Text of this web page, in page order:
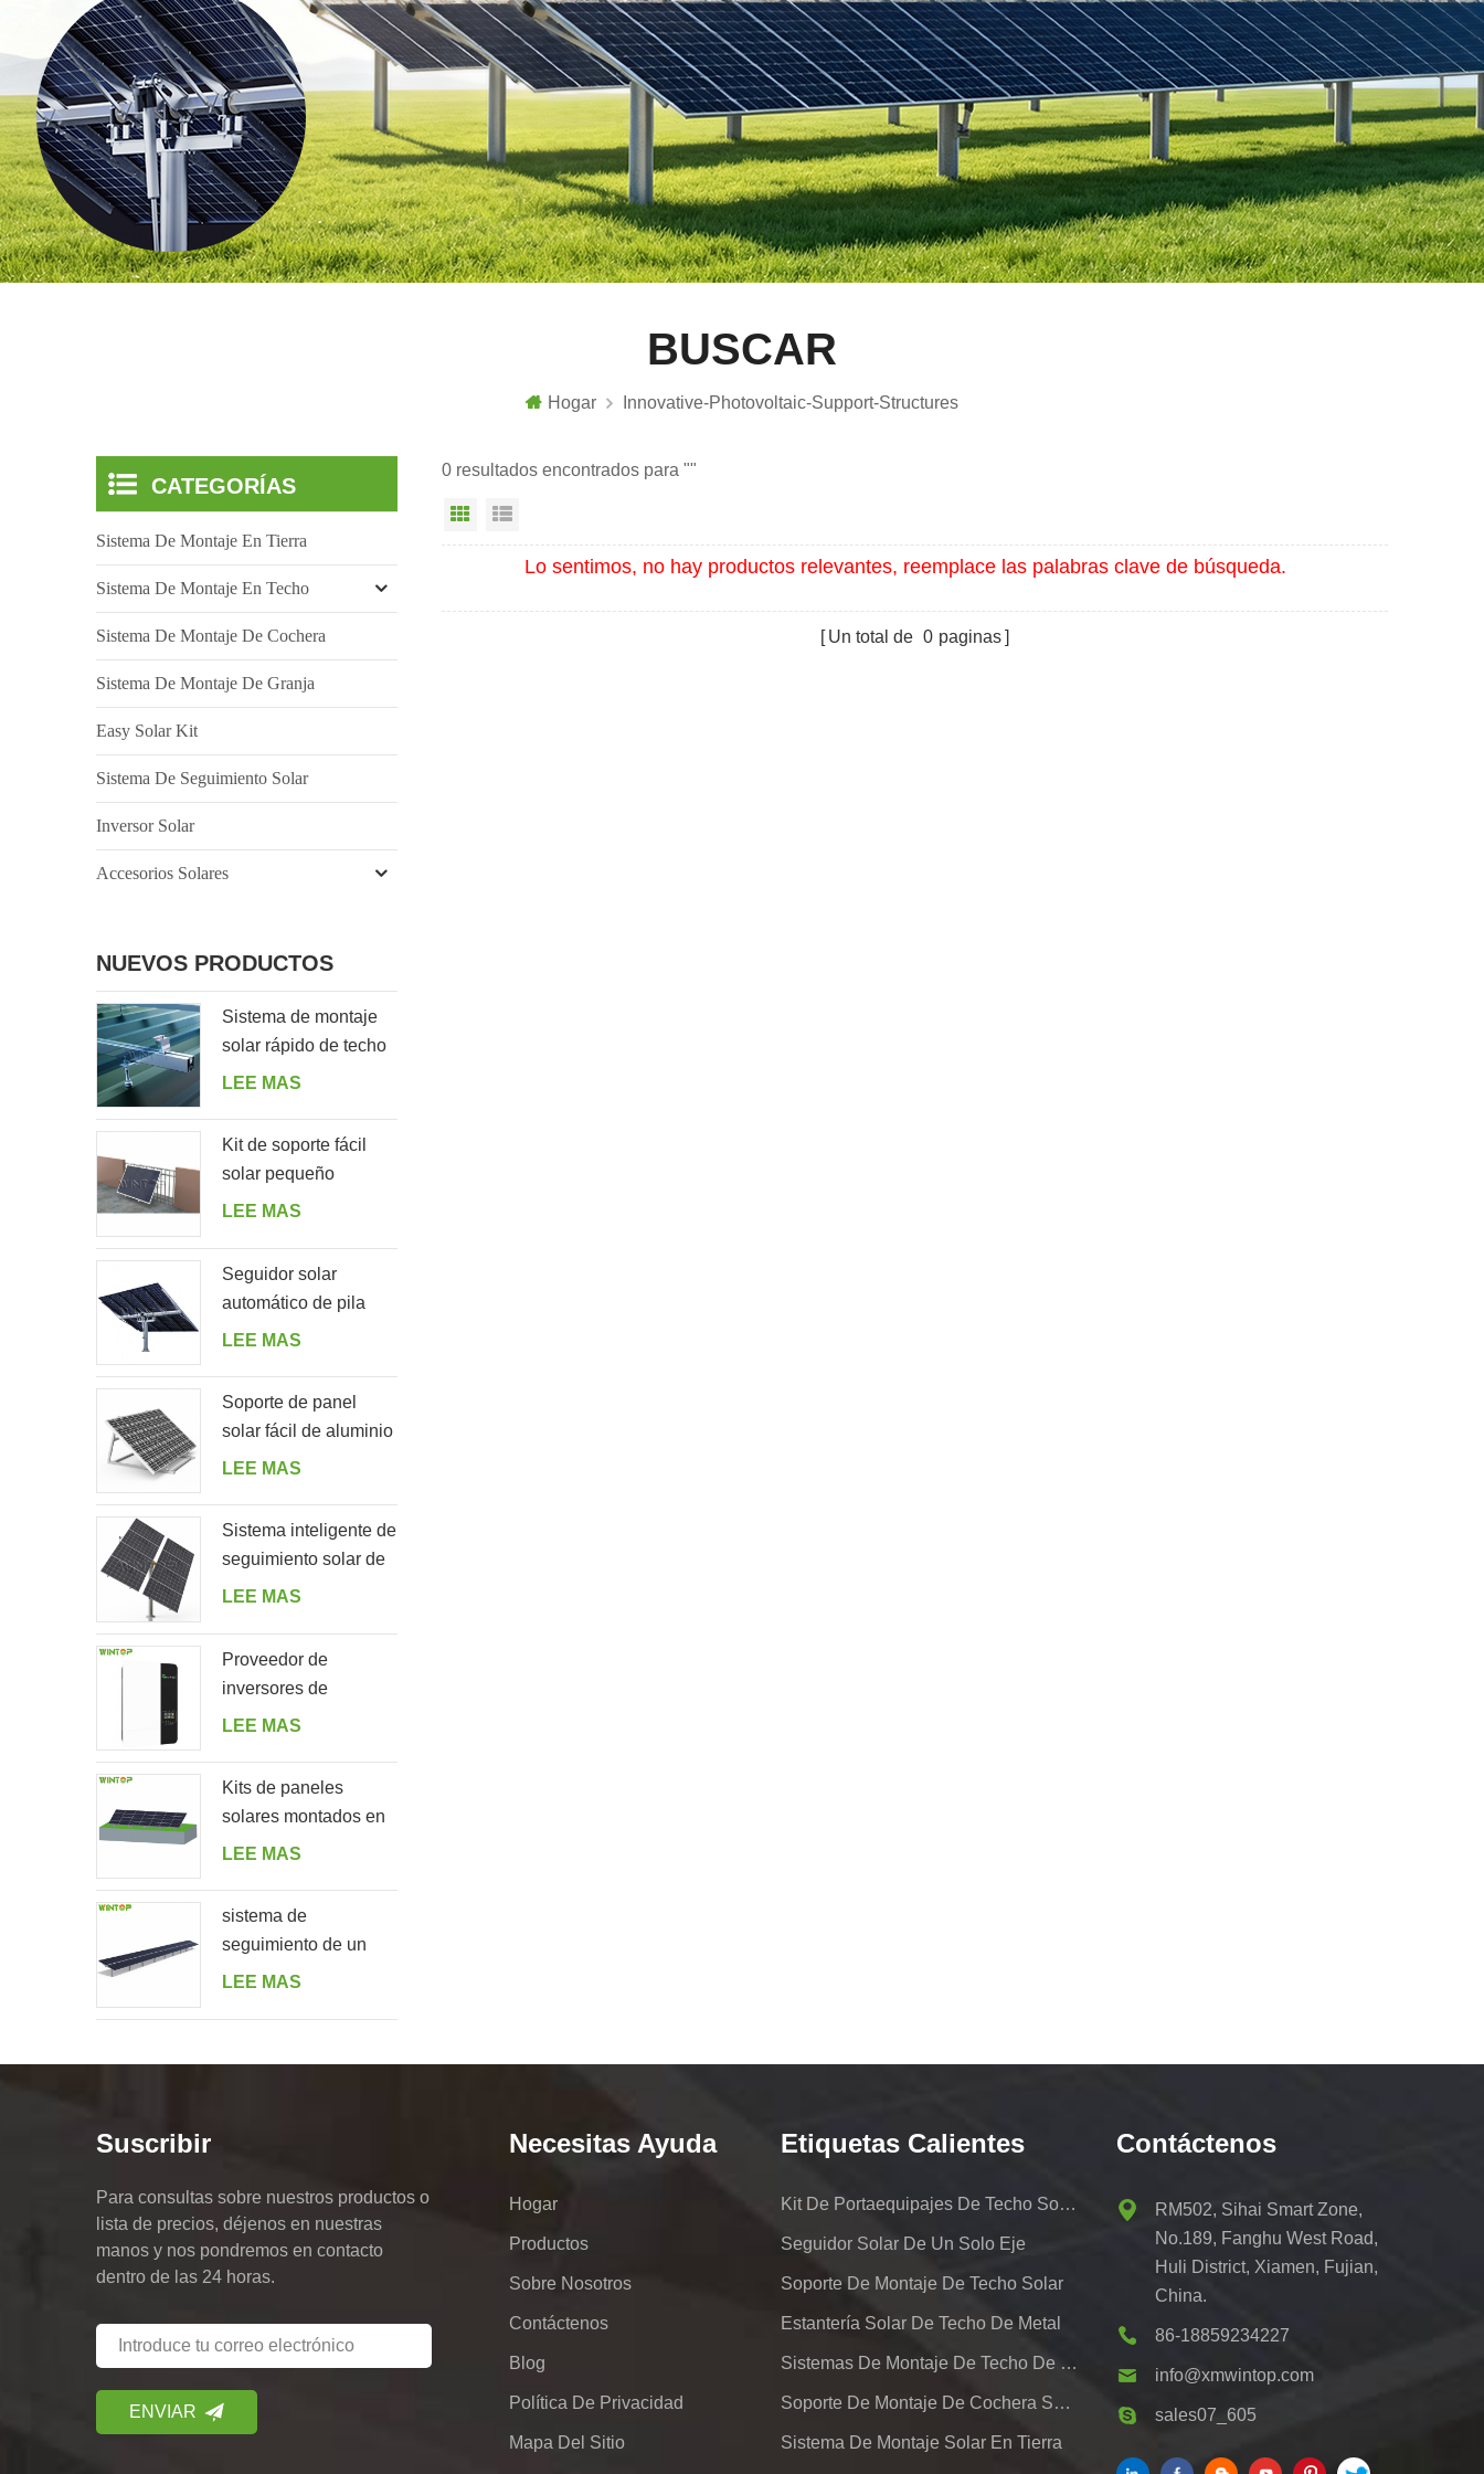
BUSCAR
Hogar Innovative-Photovoltaic-Support-Structures
0 resultados encontrados para ""
Vista en cuadrícula
Lo sentimos, no hay productos relevantes, reemplace las palabras clave de búsqueda.
Un total de 0 paginas
CATEGORÍAS
Sistema De Montaje En Tierra
Sistema De Montaje En Techo
Sistema De Montaje De Cochera
Sistema De Montaje De Granja
Easy Solar Kit
Sistema De Seguimiento Solar
Inversor Solar
Accesorios Solares
NUEVOS PRODUCTOS
Sistema de montaje
solar rápido de techo
de hojalata con perno
LEE MAS
Kit de soporte fácil
solar pequeño
residencial para el
LEE MAS
Seguidor solar
automático de pila
única con 10 paneles
LEE MAS
Soporte de panel
solar fácil de aluminio
ajustable en ángulo
LEE MAS
Sistema inteligente de
seguimiento solar de
doble fila de un solo
LEE MAS
Proveedor de
inversores de
almacenamiento de
LEE MAS
Kits de paneles
solares montados en
el suelo en forma de A
LEE MAS
sistema de
seguimiento de un
solo eje horizontal de
LEE MAS
Suscribir
Para consultas sobre nuestros productos o
lista de precios, déjenos en nuestras
manos y nos pondremos en contacto
dentro de las 24 horas.
Necesitas Ayuda
Hogar
Productos
Sobre Nosotros
Contáctenos
Blog
Política De Privacidad
Mapa Del Sitio
Etiquetas Calientes
Kit De Portaequipajes De Techo Solar
Seguidor Solar De Un Solo Eje
Soporte De Montaje De Techo Solar
Estantería Solar De Techo De Metal
Sistemas De Montaje De Techo De Hojalata Fotovoltaica
Soporte De Montaje De Cochera Solar Residencial
Sistema De Montaje Solar En Tierra
Contáctenos
RM502, Sihai Smart Zone,
No.189, Fanghu West Road,
Huli District, Xiamen, Fujian,
China.
86-18859234227
info@xmwintop.com
sales07_605